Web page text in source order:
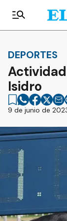
DEPORTES
Isidro
9 de junio de